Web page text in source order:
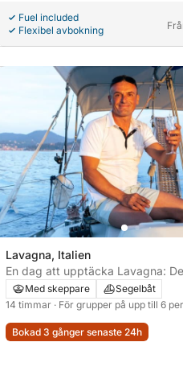
Fuel included
Flexibel avbokning
Lavagna, Italien
En dag att upptäcka Lavagna:
Dolce Vita på en segelbåt
Med skeppare
Segelbåt
14 timmar · För grupper på upp till 6
Bokad 3 gånger senaste 24h